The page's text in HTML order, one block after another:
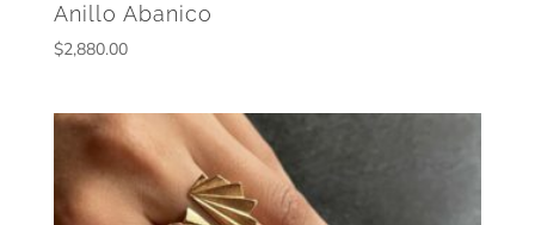
Anillo Abanico
$2,880.00